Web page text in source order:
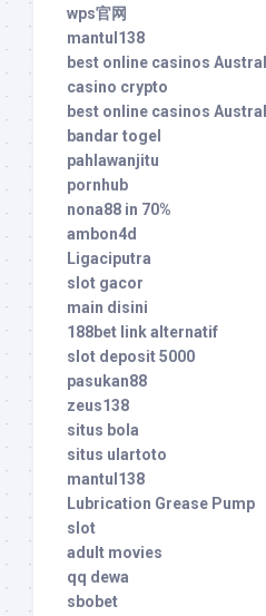
wps官网
mantul138
best online casinos
casino crypto
best online casinos
bandar togel
pahlawanjitu
pornhub
nona88 in 70%
ambon4d
Ligaciputra
slot gacor
main disini
188bet link alternatif
slot deposit 5000
pasukan88
zeus138
situs bola
situs ulartoto
mantul138
Lubrication Grease Pump
slot
adult movies
qq dewa
sbobet